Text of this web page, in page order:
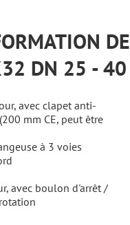
DE
DN 25 - 40
avec clapet anti-
mm CE, peut être
à 3 voies
avec boulon d'arrêt /